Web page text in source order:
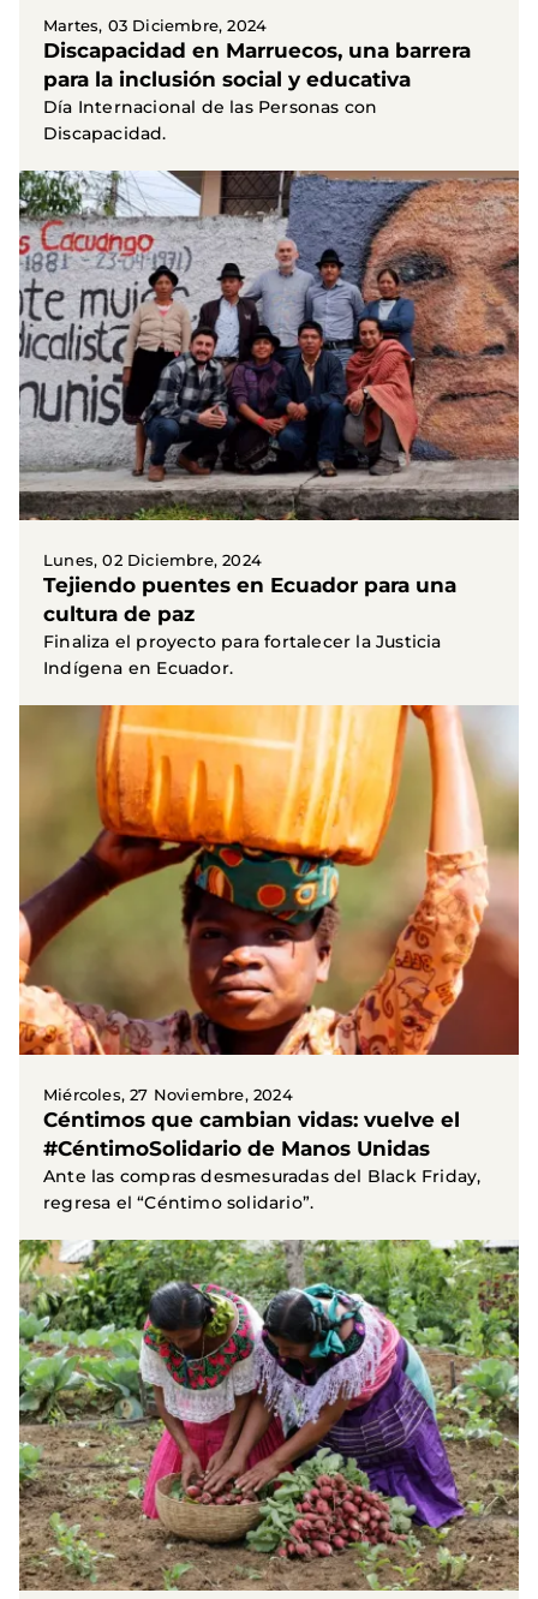
Martes, 03 Diciembre, 2024
Discapacidad en Marruecos, una barrera
para la inclusión social y educativa
Día Internacional de las Personas con
Discapacidad.
Lunes, 02 Diciembre, 2024
Tejiendo puentes en Ecuador para una
cultura de paz
Finaliza el proyecto para fortalecer la Justicia
Indígena en Ecuador.
Miércoles, 27 Noviembre, 2024
Céntimos que cambian vidas: vuelve el
#CéntimoSolidario de Manos Unidas
Ante las compras desmesuradas del Black Friday,
regresa el “Céntimo solidario”.